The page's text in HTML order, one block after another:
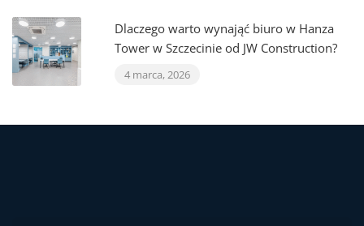
Dlaczego warto wynająć biuro w Hanza
Tower w Szczecinie od JW Construction?
4 marca, 2026